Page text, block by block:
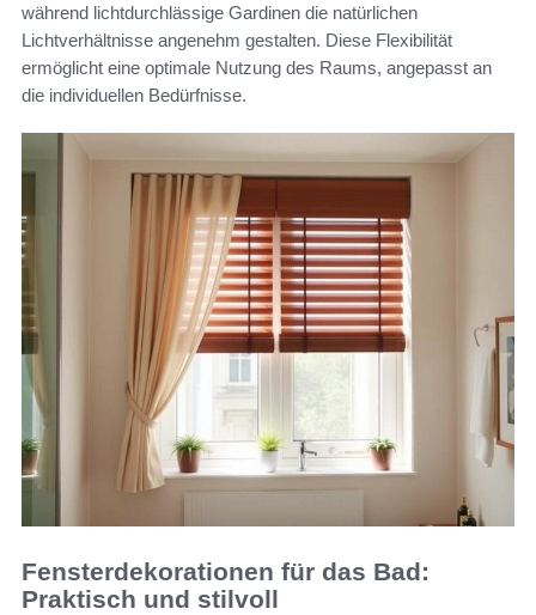
während lichtdurchlässige Gardinen die natürlichen
Lichtverhältnisse angenehm gestalten. Diese Flexibilität
ermöglicht eine optimale Nutzung des Raums, angepasst an
die individuellen Bedürfnisse.
Fensterdekorationen für das Bad:
Praktisch und stilvoll